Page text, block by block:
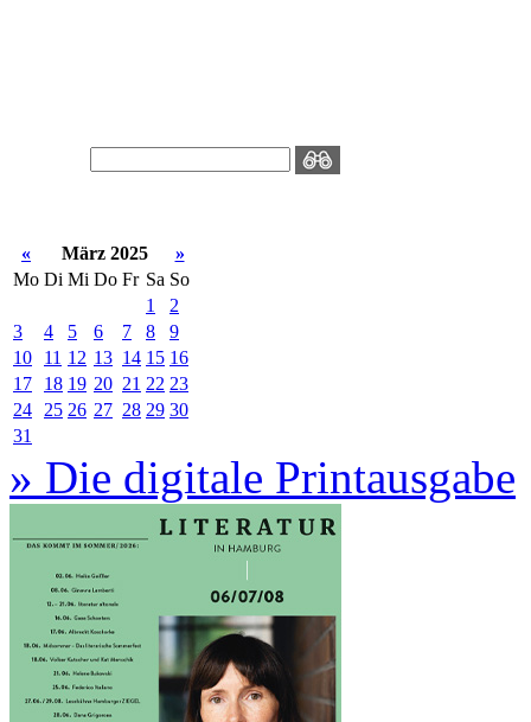
« März 2025
»
Mo Di Mi Do Fr Sa So
1
2
3
4 5 6 7 8
9
10
11 12 13 14 15 16
17
18 19 20 21 22 23
24
25 26 27 28 29 30
31
» Die digitale Printausgabe